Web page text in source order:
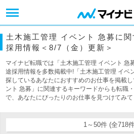
土木施工管理 イベント 急募に
採用情報＜8/7（金）更新＞
マイナビ転職では「土木施工管理 イベント 急
途採用情報を多数掲載中!「土木施工管理 イベ
探しているあなたにおすすめのお仕事を掲載
ント 急募」に関連するキーワードからも転職
で、あなたにぴったりのお仕事を見つけてみ
1～50件 (全718